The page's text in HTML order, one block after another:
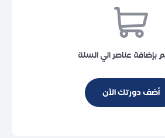
بإضافة عناصر الي السلة
أضف دورتك الآن